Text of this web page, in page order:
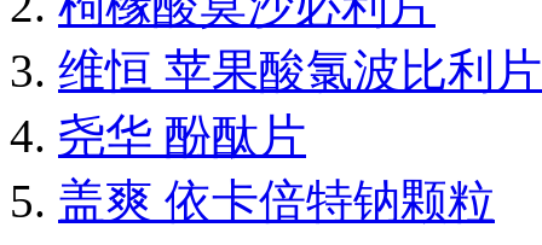
维恒 苹果酸氯波比利片
尧华 酚酞片
盖爽 依卡倍特钠颗粒